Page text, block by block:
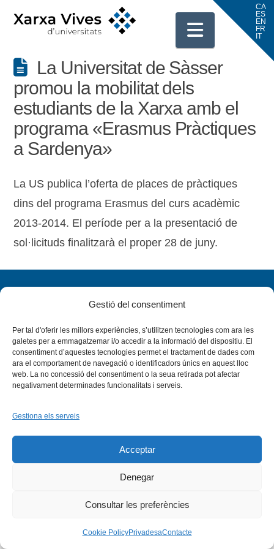
Gestió del consentiment
Per tal d'oferir les millors experiències, s’utilitzen tecnologies com ara les
galetes per a emmagatzemar i/o accedir a la informació del dispositiu. El
consentiment d’aquestes tecnologies permet el tractament de dades com
ara el comportament de navegació o identificadors únics en aquest lloc
web. La no concessió del consentiment o la seua retirada pot afectar
negativament determinades funcionalitats i serveis.
Gestiona els serveis
Acceptar
Denegar
Consultar les preferències
Cookie PolicyPrivadesaContacte
La Universitat de Sàsser
promou la mobilitat dels
estudiants de la Xarxa amb el
programa «Erasmus Pràctiques
a Sardenya»
La US publica l’oferta de places de pràctiques
dins del programa Erasmus del curs acadèmic
2013-2014. El període per a la presentació de
sol·licituds finalitzarà el proper 28 de juny.
Facebook
X BlueskyTiktok LinkedIn
MAPA DEL WEB